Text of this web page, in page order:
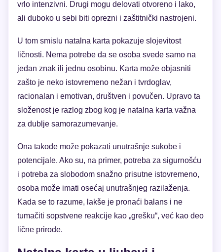
vrlo intenzivni. Drugi mogu delovati otvoreno i lako,
ali duboko u sebi biti oprezni i zaštitnički nastrojeni.
U tom smislu natalna karta pokazuje slojevitost
ličnosti. Nema potrebe da se osoba svede samo na
jedan znak ili jednu osobinu. Karta može objasniti
zašto je neko istovremeno nežan i tvrdoglav,
racionalan i emotivan, društven i povučen. Upravo ta
složenost je razlog zbog kog je natalna karta važna
za dublje samorazumevanje.
Ona takođe može pokazati unutrašnje sukobe i
potencijale. Ako su, na primer, potreba za sigurnošću
i potreba za slobodom snažno prisutne istovremeno,
osoba može imati osećaj unutrašnjeg razilaženja.
Kada se to razume, lakše je pronaći balans i ne
tumačiti sopstvene reakcije kao „grešku“, već kao deo
lične prirode.